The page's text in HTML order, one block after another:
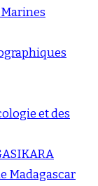
et des
Madagascar